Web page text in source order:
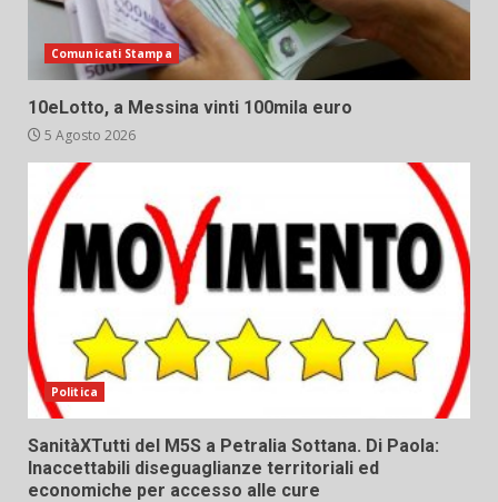
Comunicati Stampa
10eLotto, a Messina vinti 100mila euro
5 Agosto 2026
Politica
SanitàXTutti del M5S a Petralia Sottana. Di Paola:
Inaccettabili diseguaglianze territoriali ed
economiche per accesso alle cure